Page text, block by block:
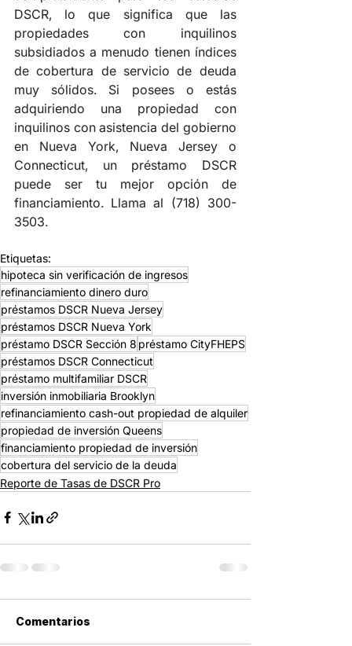
DSCR, lo que significa que las
propiedades con inquilinos
subsidiados a menudo tienen índices
de cobertura de servicio de deuda
muy sólidos. Si posees o estás
adquiriendo una propiedad con
inquilinos con asistencia del gobierno
en Nueva York, Nueva Jersey o
Connecticut, un préstamo DSCR
puede ser tu mejor opción de
financiamiento. Llama al (718) 300-
3503.
Etiquetas:
hipoteca sin verificación de ingresos
refinanciamiento dinero duro
préstamos DSCR Nueva Jersey
préstamos DSCR Nueva York
préstamo DSCR Sección 8 préstamo CityFHEPS
préstamos DSCR Connecticut
préstamo multifamiliar DSCR
inversión inmobiliaria Brooklyn
refinanciamiento cash-out propiedad de alquiler
propiedad de inversión Queens
financiamiento propiedad de inversión
cobertura del servicio de la deuda
Reporte de Tasas de DSCR Pro
Comentarios